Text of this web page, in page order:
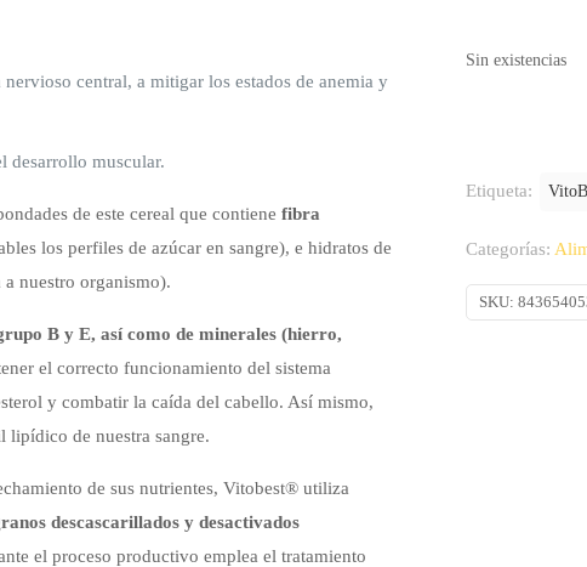
central, a mitigar los estados de anemia y
desarrollo muscular.
de este cereal que contienefibra
los perfiles de azúcar en sangre), e hidratos de
nuestro organismo).
B y E, así como de minerales (hierro,
el correcto funcionamiento del sistema
y combatir la caída del cabello. Así mismo,
lipídico de nuestra sangre.
de sus nutrientes, Vitobest® utiliza
descascarillados y desactivados
el proceso productivo emplea el tratamiento
Sin existencias
Etiqueta:
Categorías:
SKU: